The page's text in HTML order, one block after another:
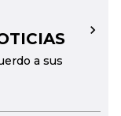
a sus
→